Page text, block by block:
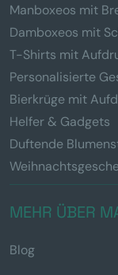
Manboxeos mit
Damboxeos mit
T-Shirts mit
Personalisierte
Bierkrüge mit
Helfer & Gadgets
Duftende
MEHR ÜBER
Blog